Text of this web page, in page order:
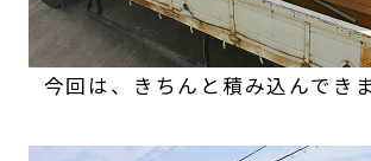
今回は、きちんと積み込んでき